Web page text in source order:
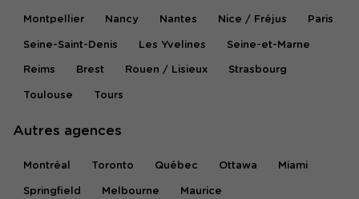
Montpellier Nancy Nantes Nice / Fréjus Paris
Seine-Saint-Denis Les Yvelines Seine-et-Marne
Reims Brest Rouen / Lisieux Strasbourg
Toulouse Tours
Autres agences
Montréal Toronto Québec Ottawa Miami
Springfield Melbourne Maurice